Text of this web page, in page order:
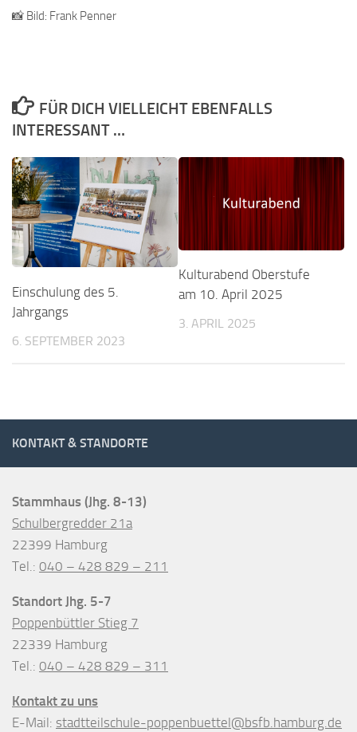
📸 Bild: Frank Penner
FÜR DICH VIELLEICHT EBENFALLS
INTERESSANT …
Einschulung des 5.
Jahrgangs
6. SEPTEMBER 2023
Kulturabend Oberstufe
am 10. April 2025
3. APRIL 2025
KONTAKT & STANDORTE
Stammhaus (Jhg. 8-13)
Schulbergredder 21a
22399 Hamburg
Tel.: 040 – 428 829 – 211
Standort Jhg. 5-7
Poppenbüttler Stieg 7
22339 Hamburg
Tel.: 040 – 428 829 – 311
Kontakt zu uns
E-Mail: stadtteilschule-poppenbuettel@bsfb.hamburg.de